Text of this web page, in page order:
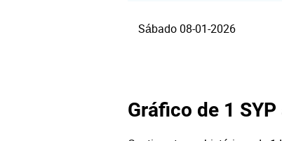
Sábado 08-01-2026
Gráfico de 1 SYP